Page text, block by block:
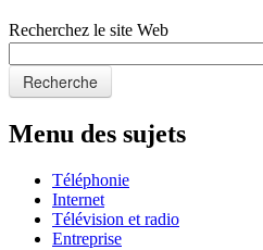
Recherchez le site Web
Recherche
Menu des sujets
Téléphonie
Internet
Télévision et radio
Entreprise